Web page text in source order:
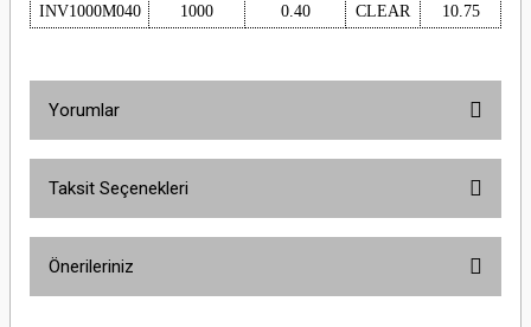
INV1000M040
1000 0.40 CLEAR 10.75
Yorumlar
Taksit Seçenekleri
Önerileriniz